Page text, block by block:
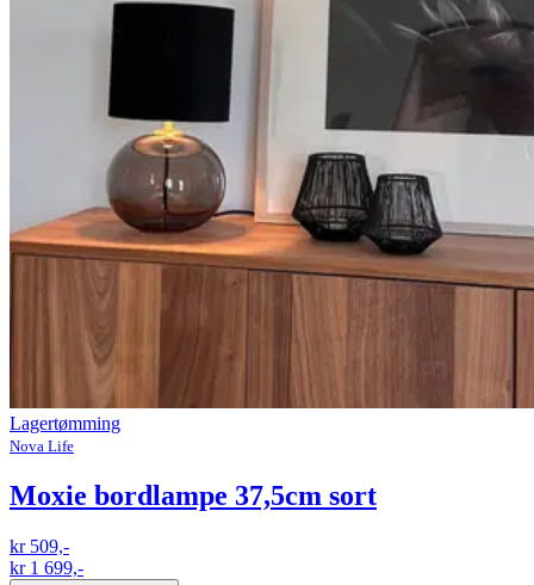
Lagertømming
Nova Life
Moxie bordlampe 37,5cm sort
kr 509,-
kr 1 699,-